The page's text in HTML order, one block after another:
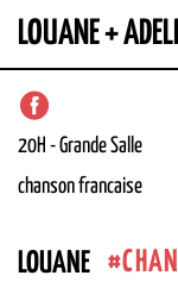
LOUANE +
20H -Grande Salle
chanson francaise
LOUANE